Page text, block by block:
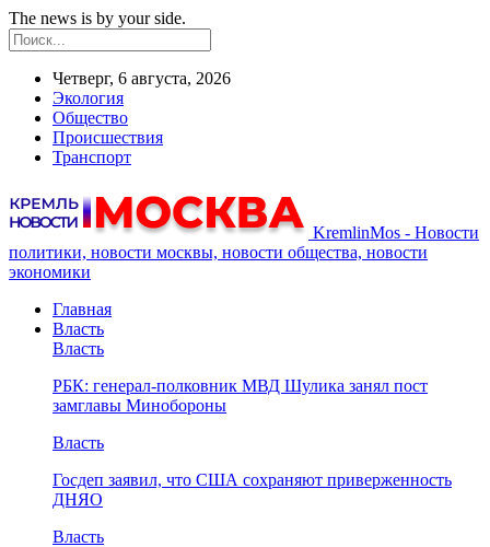
The news is by your side.
Четверг, 6 августа, 2026
Экология
Общество
Происшествия
Транспорт
KremlinMos - Новости
политики, новости москвы, новости общества, новости
экономики
Главная
Власть
Власть
РБК: генерал-полковник МВД Шулика занял пост
замглавы Минобороны
Власть
Госдеп заявил, что США сохраняют приверженность
ДНЯО
Власть